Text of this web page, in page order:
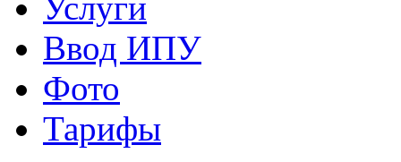
Ввод ИПУ
Фото
Тарифы